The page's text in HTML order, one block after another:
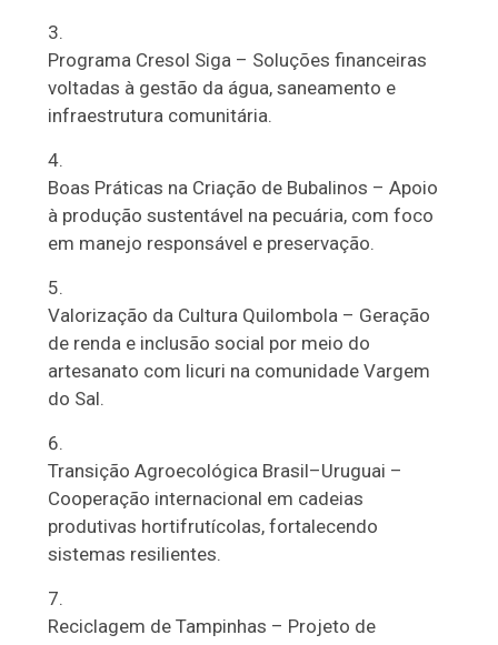
Programa Cresol Siga – Soluções financeiras
voltadas à gestão da água, saneamento e
infraestrutura comunitária.
Boas Práticas na Criação de Bubalinos – Apoio
à produção sustentável na pecuária, com foco
em manejo responsável e preservação.
Valorização da Cultura Quilombola – Geração
de renda e inclusão social por meio do
artesanato com licuri na comunidade Vargem
do Sal.
Transição Agroecológica Brasil–Uruguai –
Cooperação internacional em cadeias
produtivas hortifrutícolas, fortalecendo
sistemas resilientes.
Reciclagem de Tampinhas – Projeto de